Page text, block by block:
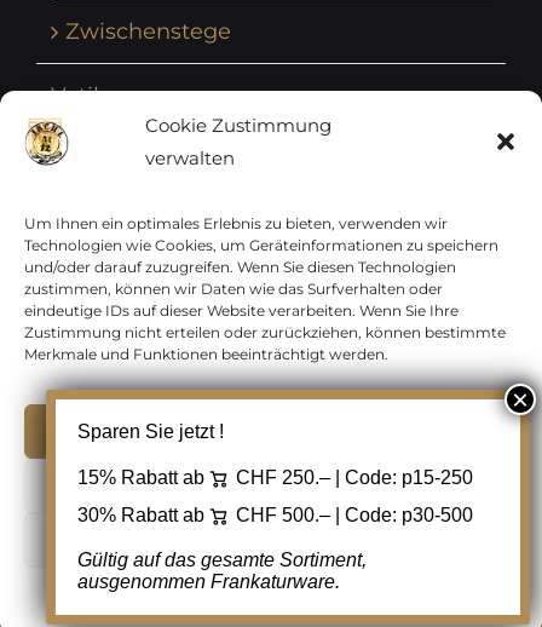
Cookie Zustimmung
verwalten
Um Ihnen ein optimales Erlebnis zu bieten, verwenden wir
Technologien wie Cookies, um Geräteinformationen zu speichern
und/oder darauf zuzugreifen. Wenn Sie diesen Technologien
zustimmen, können wir Daten wie das Surfverhalten oder
eindeutige IDs auf dieser Website verarbeiten. Wenn Sie Ihre
Zustimmung nicht erteilen oder zurückziehen, können bestimmte
Merkmale und Funktionen beeinträchtigt werden.
Ablehnen
Zwischenstege
Vatikan
Vereinte Nationen
Vorphilatelie
Zensurbelege Österreich
Zensurbelege Schweiz
Copyright 2012 - 2024 URAY GmbH | All Rights
Reserved |
PCI Data Security Standards |
Facebook
Sparen Sie jetzt !
15% Rabatt ab CHF 250.– | Code: p15-250
30% Rabatt ab
CHF 500.– | Code: p30-500
Gültig auf das gesamte Sortiment,
ausgenommen Frankaturware.